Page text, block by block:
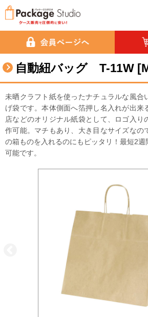
自動紐バッグ T-11W
未晒クラフト紙を使ったナチュラルな風合
げ袋です。本体側面へ箔押し名入れが出来
店などのオリジナル紙袋として、ロゴ入り
作可能。マチもあり、大き目なサイズなの
の箱ものを入れるのにもピッタリ！最短2週
可能です。